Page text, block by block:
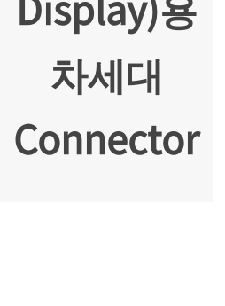
차세대
Connector